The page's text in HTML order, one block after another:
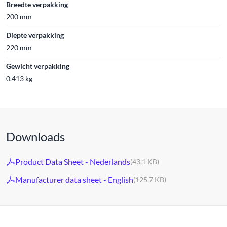
Breedte verpakking
200 mm
Diepte verpakking
220 mm
Gewicht verpakking
0.413 kg
Downloads
Product Data Sheet - Nederlands(43,1 KB)
Manufacturer data sheet - English(125,7 KB)